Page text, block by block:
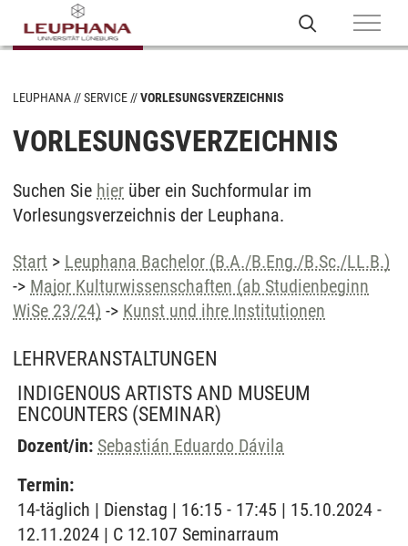
LEUPHANA SERVICE VORLESUNGSVERZEICHNIS
VORLESUNGSVERZEICHNIS
Suchen Sie hier über ein Suchformular im
Vorlesungsverzeichnis der Leuphana.
Start > Leuphana Bachelor (B.A./B.Eng./B.Sc./LL.B.)
-> Major Kulturwissenschaften (ab Studienbeginn
WiSe 23/24) -> Kunst und ihre Institutionen
LEHRVERANSTALTUNGEN
INDIGENOUS ARTISTS AND MUSEUM
ENCOUNTERS (SEMINAR)
Dozent/in: Sebastián Eduardo Dávila
Termin:
14-täglich | Dienstag | 16:15 - 17:45 | 15.10.2024 -
12.11.2024 | C 12.107 Seminarraum